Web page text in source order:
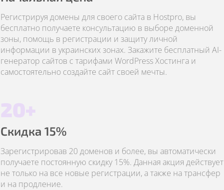
Регистрируя домены для своего сайта в Hostpro, вы
бесплатно получаете консультацию в выборе доменной
зоны, помощь в регистрации и защиту личной
информации в украинских зонах. Закажите бесплатный AI-
генератор сайтов с тарифами WordPress Хостинга и
самостоятельно создайте сайт своей мечты.
20+
Скидка 15%
Зарегистрировав 20 доменов и более, вы автоматически
получаете постоянную скидку 15%. Данная акция действует
не только на все новые регистрации, а также на трансфер
и на продление.